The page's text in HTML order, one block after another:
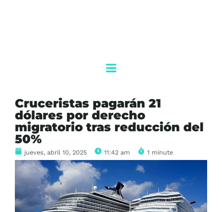
Cruceristas pagarán 21
dólares por derecho
migratorio tras reducción del
50%
jueves, abril 10, 2025 11:42 am 1 minute